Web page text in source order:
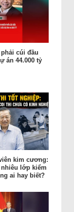
cúi đầu
án 44.000 tỷ
kim cương:
nhiêu lớp kiểm
ai hay biết?